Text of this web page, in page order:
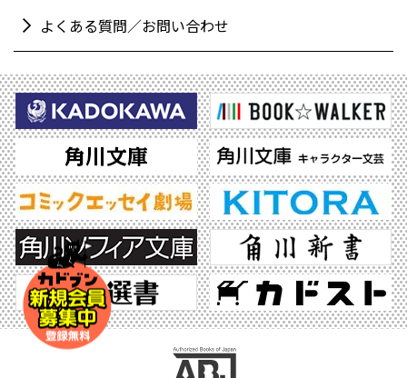
よくある質問／お問い合わせ